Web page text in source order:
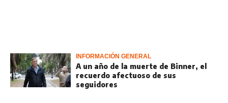
INFORMACIÓN GENERAL
A un año de la muerte de Binner, el
recuerdo afectuoso de sus
seguidores